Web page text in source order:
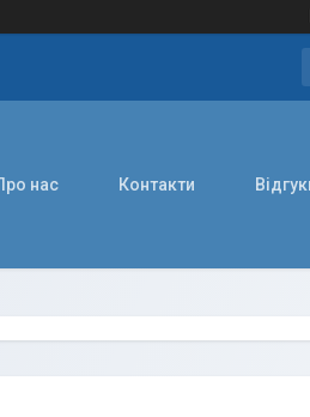
нас Контакти